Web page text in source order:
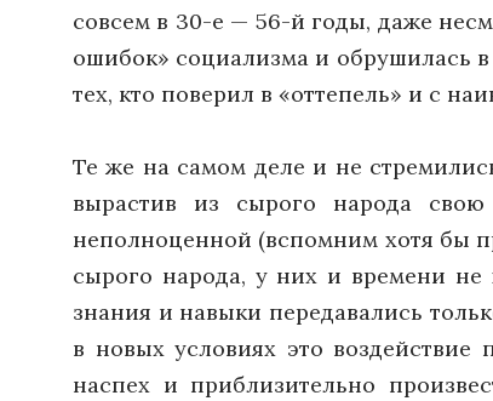
совсем в 30-е — 56-й годы, даже
ошибок» социализма и обрушилась в
тех, кто поверил в «оттепель» и с
Те же на самом деле и не
вырастив из сырого народа свою
неполноценной (вспомним хотя бы
сырого народа, у них и времени не
знания и навыки передавались
в новых условиях это
наспех и приблизительно